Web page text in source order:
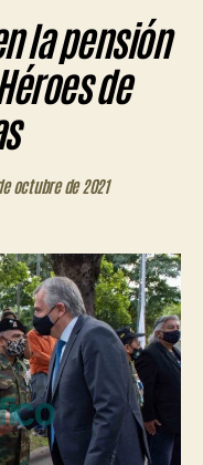
la pensión
de
octubre de 2021